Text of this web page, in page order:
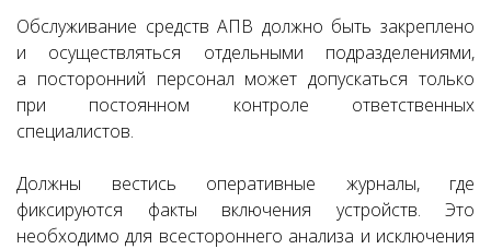
Обслуживание средств АПВ должно быть закреплено
и осуществляться отдельными подразделениями,
а посторонний персонал может допускаться только
при постоянном контроле ответственных
специалистов.
Должны вестись оперативные журналы, где
фиксируются факты включения устройств. Это
необходимо для всестороннего анализа и исключения